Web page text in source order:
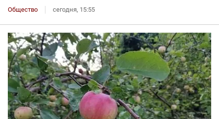
Общество сегодня, 15:55